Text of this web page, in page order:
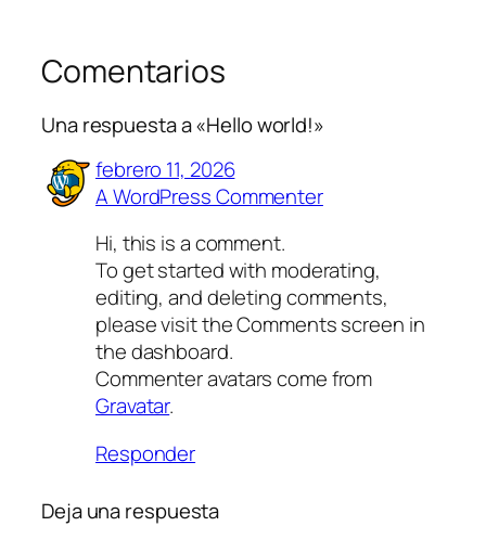
Comentarios
Una respuesta a «Hello world!»
febrero 11, 2026
A WordPress Commenter
Hi, this is a comment.
To get started with moderating,
editing, and deleting comments,
please visit the Comments screen in
the dashboard.
Commenter avatars come from
Gravatar.
Responder
Deja una respuesta